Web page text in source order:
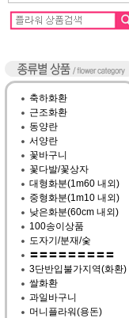
축하화환
근조화환
동양란
서양란
꽃바구니
꽃다발/꽃상자
대형화분(1m60 내외)
중형화분(1m10 내외)
낮은화분(60cm 내외)
100송이상품
도자기/분재/숯
〓〓〓〓〓〓〓〓〓
3단반입불가지역(화환)
쌀화환
과일바구니
머니플라워(용돈)